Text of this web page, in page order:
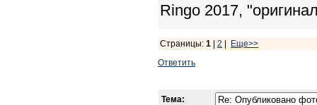
Ringo 2017,
Страницы: 1 2
Еще>>
Ответить
Тема: